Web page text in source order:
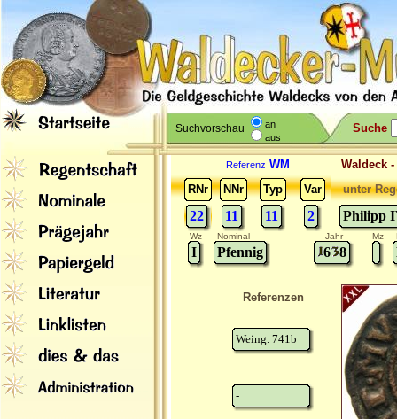
Suchvorschau
an
aus
Suche
Referenz WM
RNr
NNr Typ Var
22 11 11 2
unter
Philipp
Wz Nominal Jahr Mz
I Pfennig 6 8
Referenzen
Weing. 741b
-